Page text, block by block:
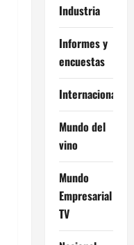
Industria
Informes y
encuestas
Internacional
Mundo del
vino
Mundo
Empresarial
TV